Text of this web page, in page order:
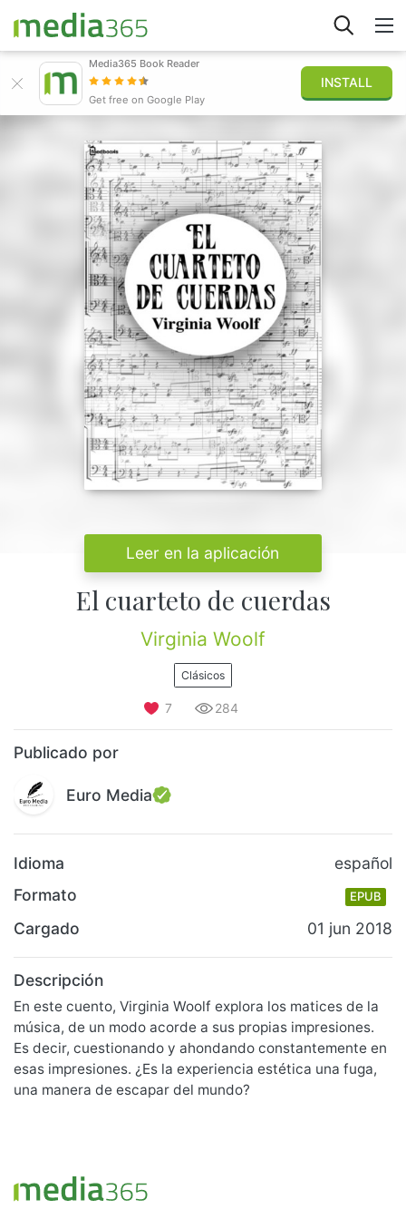
Iniciar sesión
Publicar
Media365 Book Reader
Get free on Google Play
INSTALL
Leer en la aplicación
El cuarteto de cuerdas
Virginia Woolf
Clásicos
7 284
Publicado por
Euro Media
Idioma
español
Formato
EPUB
Cargado 01 jun 2018
Descripción
En este cuento, Virginia Woolf explora los matices de la
música, de un modo acorde a sus propias impresiones.
Es decir, cuestionando y ahondando constantemente en
esas impresiones. ¿Es la experiencia estética una fuga,
una manera de escapar del mundo?